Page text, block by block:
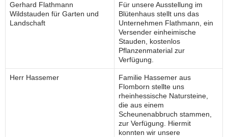
Gerhard Flathmann
Wildstauden für Garten und
Landschaft
Für unsere Ausstellung im
Blütenhaus stellt uns das
Unternehmen Flathmann, ein
Versender einheimische
Stauden, kostenlos
Pflanzenmaterial zur
Verfügung.
Herr Hassemer
Familie Hassemer aus
Flomborn stellte uns
rheinhessische Natursteine,
die aus einem
Scheunenabbruch stammen,
zur Verfügung. Hiermit
konnten wir unsere